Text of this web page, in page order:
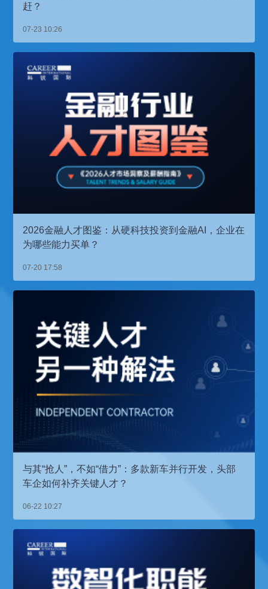
赶？
07-23 10:26
2026金融人才图鉴：从硬科技投资到金融AI，企业在
为哪些能力买单？
07-20 17:58
与其“抢人”，不如“借力”：多款新车并行开发，头部
车企如何补齐关键人才？
06-22 10:27